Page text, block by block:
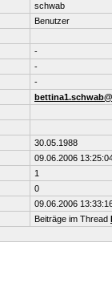
schwab
Benutzer
-
-
-
30.05.1988
09.06.2006
1
0
09.06.2006
Beiträge im Thread